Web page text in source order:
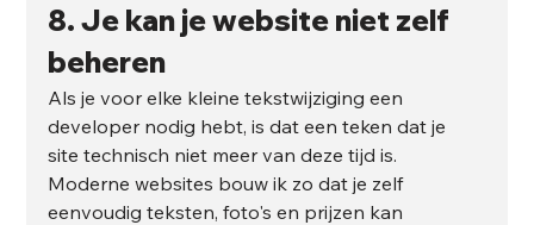
8. Je kan je website niet zelf
beheren
Als je voor elke kleine tekstwijziging een
developer nodig hebt, is dat een teken dat je
site technisch niet meer van deze tijd is.
Moderne websites bouw ik zo dat je zelf
eenvoudig teksten, foto's en prijzen kan